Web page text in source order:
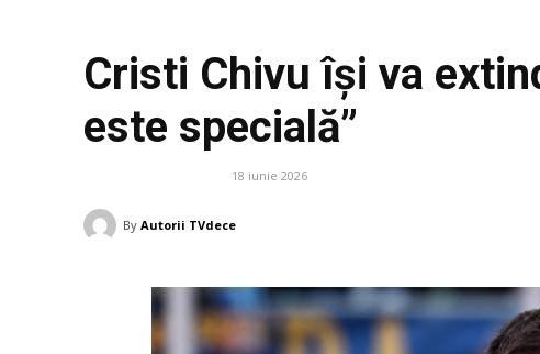
Cristi Chivu își va
este specială”
18 iunie 2026
By Autorii TVdece